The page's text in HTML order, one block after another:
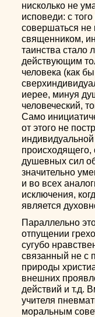
нисколько не
исповеди: с
совершаться
священником,
таинства стало
действующим
человека (как
иерее, минуя
человеческий,
Само
от этого не
происходящего,
душевных сил
значительно
и во всех
исключения,
является
Параллельно
отпущении
сугубо
связанный не с
природы
внешних
действий и т.д.
учителя
моральным